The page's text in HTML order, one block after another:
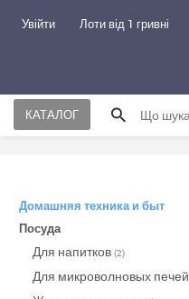
Увійти Лоти від 1 гривні
КАТАЛОГ
Домашняя техника и быт
Посуда
Для напитков (2)
Для микроволновых печей